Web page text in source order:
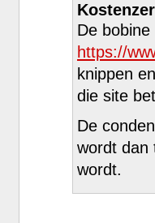
De
https://
knippen
die site
De
wordt dan
wordt.